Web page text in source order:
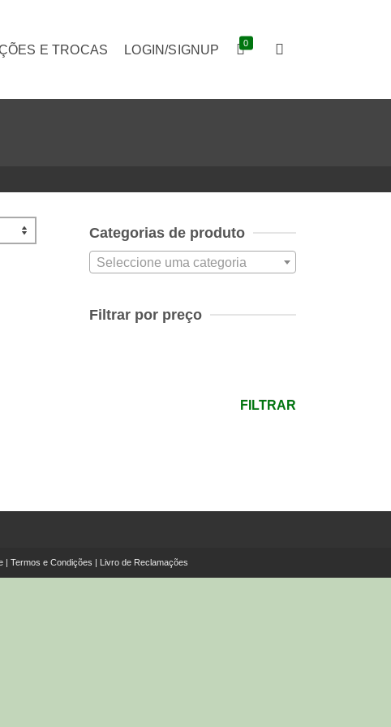
E TROCAS LOGIN/SIGNUP 0
Categorias de produto
Seleccione uma categoria
Filtrar por preço
FILTRAR
| Termos e Condições | Livro de Reclamações